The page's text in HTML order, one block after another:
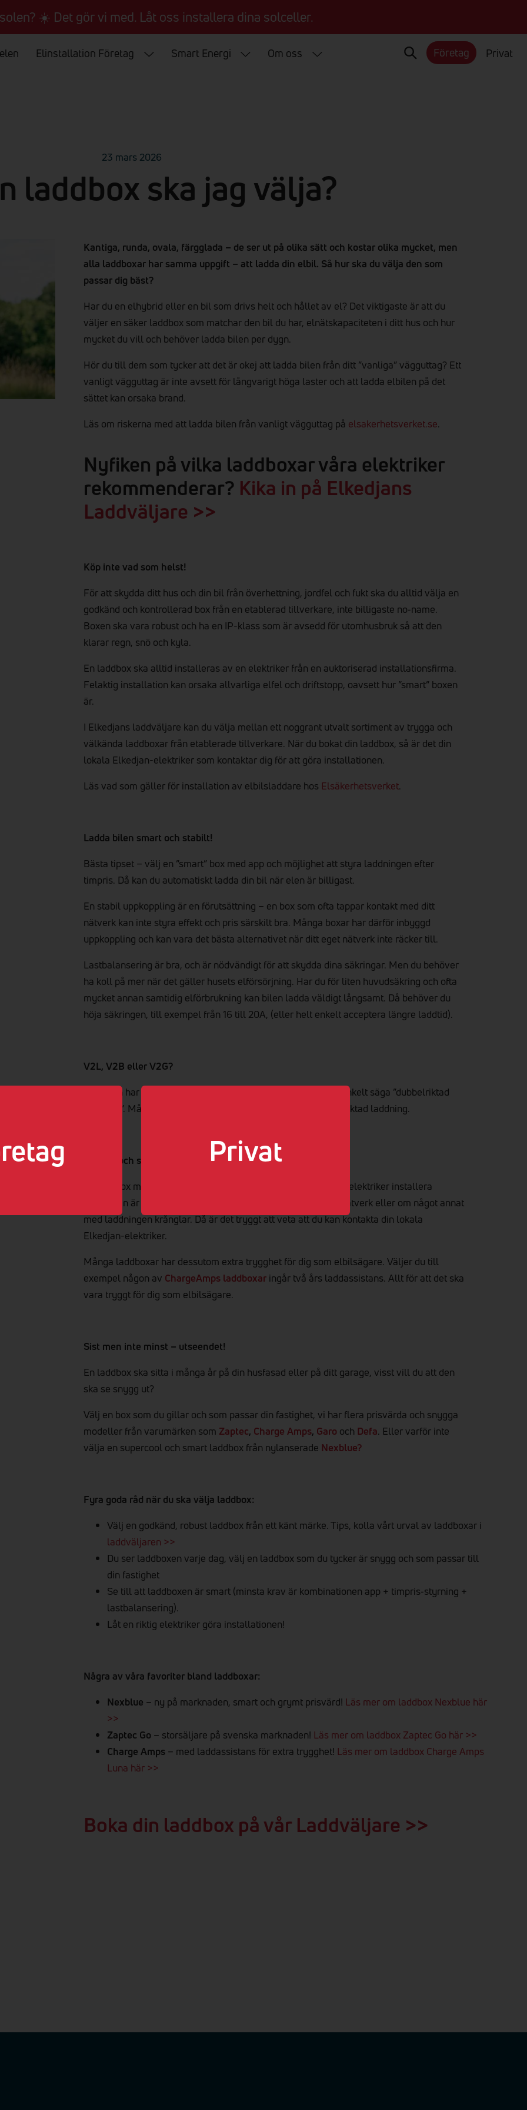
☀️ Det gör vi med. Låt oss installera dina solceller.
Elinstallation Företag Smart Energi Om oss Företag Privat
Privat
23 mars 2026
laddbox ska jag välja?
Kantiga, runda, ovala, färgglada – de ser ut på olika sätt och kostar olika mycket, men
alla laddboxar har samma uppgift – att ladda din elbil. Så hur ska du välja den som
passar dig bäst?
Har du en elhybrid eller en bil som drivs helt och hållet av el? Det viktigaste är att du
väljer en säker laddbox som matchar den bil du har, elnätskapaciteten i ditt hus och hur
mycket du vill och behöver ladda bilen per dygn.
Hör du till dem som tycker att det är okej att ladda bilen från ditt ”vanliga” vägguttag? Ett
vanligt vägguttag är inte avsett för långvarigt höga laster och att ladda elbilen på det
sättet kan orsaka brand.
Läs om riskerna med att ladda bilen från vanligt vägguttag på elsakerhetsverket.se.
Nyfiken på vilka laddboxar våra elektriker
rekommenderar? Kika in på Elkedjans
Laddväljare >>
Köp inte vad som helst!
För att skydda ditt hus och din bil från överhettning, jordfel och fukt ska du alltid välja en
godkänd och kontrollerad box från en etablerad tillverkare, inte billigaste no‑name.
Boxen ska vara robust och ha en IP-klass som är avsedd för utomhusbruk så att den
klarar regn, snö och kyla.
En laddbox ska alltid installeras av en elektriker från en auktoriserad installationsfirma.
Felaktig installation kan orsaka allvarliga elfel och driftstopp, oavsett hur ”smart” boxen
är.
I Elkedjans laddväljare kan du välja mellan ett noggrant utvalt sortiment av trygga och
välkända laddboxar från etablerade tillverkare. När du bokat din laddbox, så är det din
lokala Elkedjan-elektriker som kontaktar dig för att göra installationen.
Läs vad som gäller för installation av elbilsladdare hos Elsäkerhetsverket.
Ladda bilen smart och stabilt!
Bästa tipset – välj en ”smart” box med app och möjlighet att styra laddningen efter
timpris. Då kan du automatiskt ladda din bil när elen är billigast.
En stabil uppkoppling är en förutsättning – en box som ofta tappar kontakt med ditt
nätverk kan inte styra effekt och pris särskilt bra. Många boxar har därför inbyggd
uppkoppling och kan vara det bästa alternativet när ditt eget nätverk inte räcker till.
Lastbalansering är bra, och är nödvändigt för att skydda dina säkringar. Men du behöver
ha koll på mer när det gäller husets elförsörjning. Har du för liten huvudsäkring och ofta
mycket annan samtidig elförbrukning kan bilen ladda väldigt långsamt. Då behöver du
höja säkringen, till exempel från 16 till 20A, (eller helt enkelt acceptera längre laddtid).
V2L, V2B eller V2G?
Kärt barn har många namn, men för det mesta brukar vi helt enkelt säga ”dubbelriktad
laddning”. Många av våra laddboxar är förberedda för dubbelriktad laddning.
Garanti och support – så du inte står ensam
Välj en box med lång garanti och bra support. Att låta en lokal elektriker installera
laddboxen är guld värt ifall du till exempel byter router i ditt nätverk eller om något annat
med laddningen krånglar. Då är det tryggt att veta att du kan kontakta din lokala
Elkedjan-elektriker.
Många laddboxar har dessutom extra trygghet för dig som elbilsägare. Väljer du till
exempel någon av ChargeAmps laddboxaringår två års laddassistans. Allt för att det ska
vara tryggt för dig som elbilsägare.
Sist men inte minst – utseendet!
En laddbox ska sitta i många år på din husfasad eller på ditt garage, visst vill du att den
ska se snygg ut?
Välj en box som du gillar och som passar din fastighet, vi har flera prisvärda och snygga
modeller från varumärken som Zaptec, Charge Amps, Garo och Defa. Eller varför inte
välja en supercool och smart laddbox från nylanserade Nexblue?
Fyra goda råd när du ska välja laddbox:
Välj en godkänd, robust laddbox från ett känt märke. Tips, kolla vårt urval av laddboxar i
laddväljaren >>
Du ser laddboxen varje dag, välj en laddbox som du tycker är snygg och som passar till
din fastighet
Se till att laddboxen är smart (minsta krav är kombinationen app + timpris‑styrning +
lastbalansering).
Låt en riktig elektriker göra installationen!
Några av våra favoriter bland laddboxar:
Nexblue – ny på marknaden, smart och grymt prisvärd! Läs mer om laddbox Nexblue här
>>
Zaptec Go– storsäljare på svenska marknaden! Läs mer om laddbox Zaptec Go här >>
Charge Amps– med laddassistans för extra trygghet! Läs mer om laddbox Charge Amps
Luna här >>
Boka din laddbox på vår Laddväljare >>